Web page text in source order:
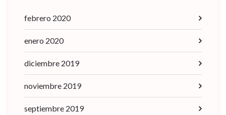
febrero 2020
enero 2020
diciembre 2019
noviembre 2019
septiembre 2019